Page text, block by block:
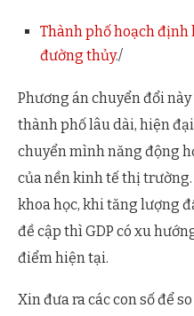
Thành phố hoạch định
đường thủy./
Phương án chuyển đổi
thành phố lâu dài, hiện
chuyển mình năng động
của nền kinh tế thị
khoa học, khi tăng lượng
đề cập thì GDP có xu
điểm hiện tại.
Xin đưa ra các con số để